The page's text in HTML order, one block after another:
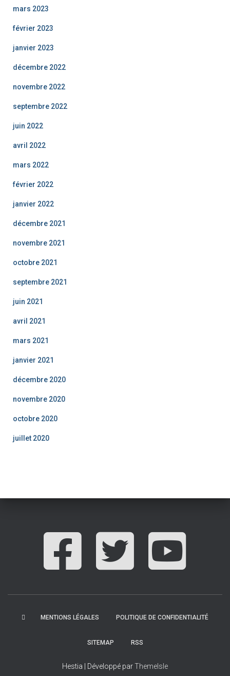
mars 2023
février 2023
janvier 2023
décembre 2022
novembre 2022
septembre 2022
juin 2022
avril 2022
mars 2022
février 2022
janvier 2022
décembre 2021
novembre 2021
octobre 2021
septembre 2021
juin 2021
avril 2021
mars 2021
janvier 2021
décembre 2020
novembre 2020
octobre 2020
juillet 2020
MENTIONS LÉGALES POLITIQUE DE CONFIDENTIALITÉ
SITEMAP RSS
Hestia | Développé parThemeIsle